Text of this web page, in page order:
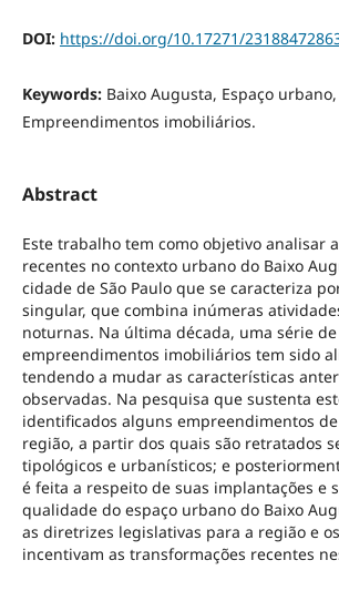
DOI: https://doi.org/10.17271/
Keywords: Baixo Augusta, Espaço urbano,
Empreendimentos imobiliários.
Abstract
Este trabalho tem como objetivo analisar
recentes no contexto urbano do Baixo
cidade de São Paulo que se caracteriza
singular, que combina inúmeras
noturnas. Na última década, uma série de
empreendimentos imobiliários tem sido
tendendo a mudar as características
observadas. Na pesquisa que sustenta
identificados alguns empreendimentos
região, a partir dos quais são retratados
tipológicos e urbanísticos; e
é feita a respeito de suas implantações e
qualidade do espaço urbano do Baixo
as diretrizes legislativas para a região e
incentivam as transformações recentes